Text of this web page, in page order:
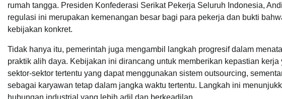
rumah tangga. Presiden Konfederasi Serikat Pekerja Seluruh Indonesia,
regulasi ini merupakan kemenangan besar bagi para pekerja dan bukti
kebijakan konkret.
Tidak hanya itu, pemerintah juga mengambil langkah progresif dalam
praktik alih daya. Kebijakan ini dirancang untuk memberikan kepastian
sektor-sektor tertentu yang dapat menggunakan sistem outsourcing,
sebagai karyawan tetap dalam jangka waktu tertentu. Langkah ini
hubungan industrial yang lebih adil dan berkeadilan.